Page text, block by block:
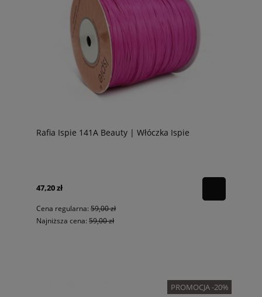
Rafia Ispie 141A Beauty | Włóczka Ispie
47,20 zł
Cena regularna: 59,00 zł
Najniższa cena: 59,00 zł
PROMOCJA -20%